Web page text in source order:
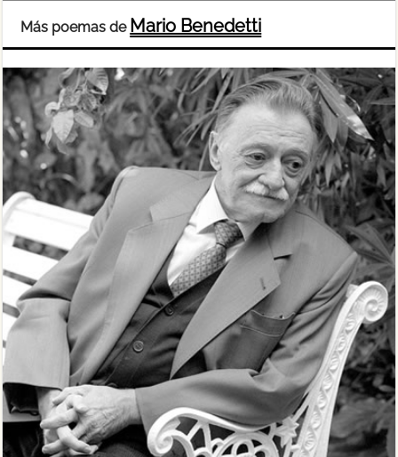
Más poemas de Mario Benedetti